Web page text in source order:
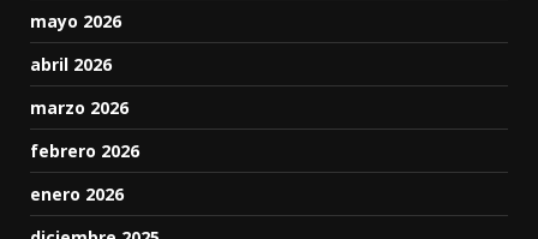
mayo 2026
abril 2026
marzo 2026
febrero 2026
enero 2026